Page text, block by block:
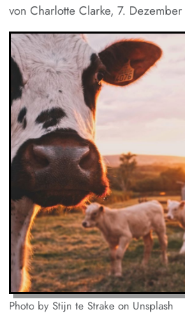
von Charlotte Clarke, 7.
Photo by Stijn te Strake on Unsplash